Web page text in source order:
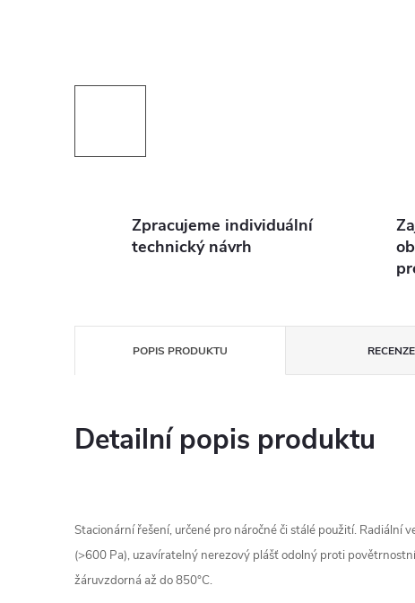
Zpracujeme individuální
technický návrh
POPIS PRODUKTU RECENZE
Detailní popis produktu
Stacionární řešení, určené pro náročné či stálé použití. Radiální
(>600 Pa), uzavíratelný nerezový plášť odolný proti
žáruvzdorná až do 850°C.